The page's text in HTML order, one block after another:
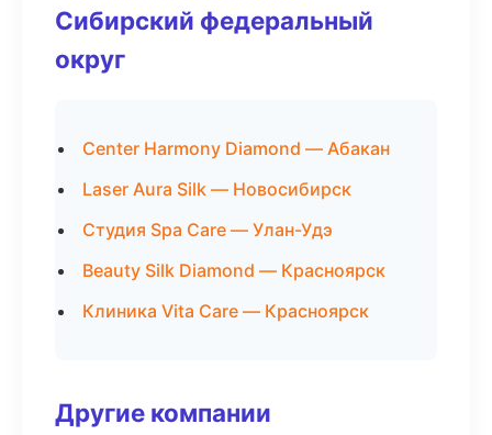
Сибирский федеральный
округ
Center Harmony Diamond — Абакан
Laser Aura Silk — Новосибирск
Студия Spa Care — Улан-Удэ
Beauty Silk Diamond — Красноярск
Клиника Vita Care — Красноярск
Другие компании